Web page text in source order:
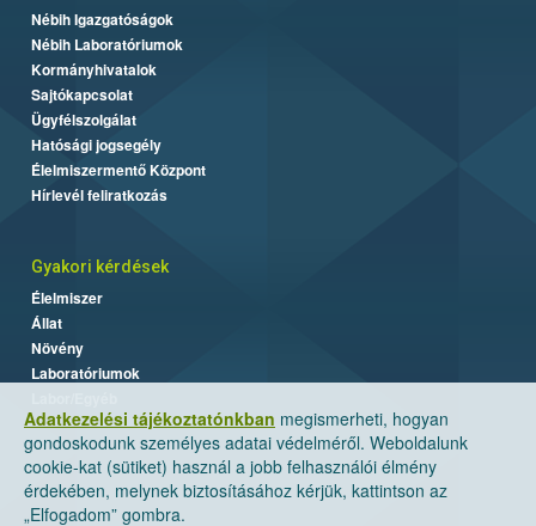
Adatkezelési tájékoztatónkban megismerheti, hogyan
gondoskodunk személyes adatai védelméről. Weboldalunk
cookie-kat (sütiket) használ a jobb felhasználói élmény
érdekében, melynek biztosításához kérjük, kattintson az
„Elfogadom” gombra.
Nébih Igazgatóságok
Nébih Laboratóriumok
Kormányhivatalok
Sajtókapcsolat
Ügyfélszolgálat
Hatósági jogsegély
Élelmiszermentő Központ
Hírlevél feliratkozás
Gyakori kérdések
Élelmiszer
Állat
Növény
Laboratóriumok